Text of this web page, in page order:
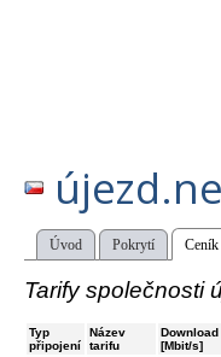
Úvod Pokrytí Ceník
Tarify společnosti
Typ
připojení
Název
tarifu
Download
[Mbit/s]